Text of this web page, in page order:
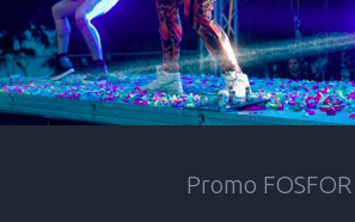
Promo FOSFOR